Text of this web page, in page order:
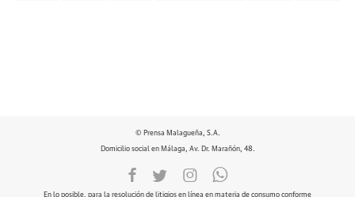
© Prensa Malagueña, S.A.
Domicilio social en Málaga, Av. Dr. Marañón, 48.
En lo posible, para la resolución de litigios en línea en materia de consumo conforme